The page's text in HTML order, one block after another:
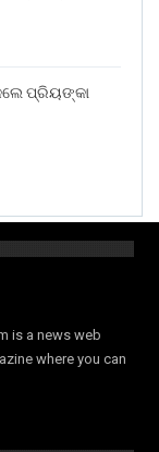
ପ୍ରିୟଙ୍କା
is a news web
where you can